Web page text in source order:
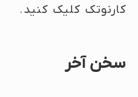
کارنوتک کلیک کنید.
سخن آخر